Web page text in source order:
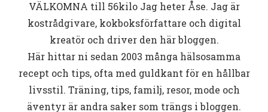
VÄLKOMNA till 56kiloJag heter Åse. Jag är
kostrådgivare, kokboksförfattare och digital
kreatör och driver den här bloggen.
Här hittar ni sedan 2003 många hälsosamma
recept och tips, ofta med guldkant för en hållbar
livsstil. Träning, tips, familj, resor, mode och
äventyr är andra saker som trängs i bloggen.